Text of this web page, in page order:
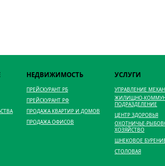
НЕДВИЖИМОСТЬ
ПРЕЙСКУРАНТ РБ
ПРЕЙСКУРАНТ РФ
ПРОДАЖА КВАРТИР И ДОМОВ
ПРОДАЖА ОФИСОВ
УСЛУГИ
УПРАВЛЕНИЕ
ЖИЛИЩНО-
ПОДРАЗДЕЛЕНИЕ
ЦЕНТР ЗДОРОВЬЯ
ОХОТНИЧЬЕ-
ХОЗЯЙСТВО
ШНЕКОВОЕ
СТОЛОВАЯ